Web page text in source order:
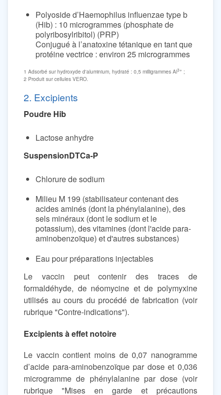
Polyoside d’Haemophilus influenzae type b
(Hib) : 10 microgrammes (phosphate de
polyribosylribitol) (PRP)
Conjugué à l’anatoxine tétanique en tant que
protéine vectrice : environ 25 microgrammes
1 Adsorbé sur hydroxyde d'aluminium, hydraté : 0,5 milligrammes Al3+ ;
2 Produit sur cellules VERO.
2. Excipients
Poudre Hib
Lactose anhydre
SuspensionDTCa-P
Chlorure de sodium
Milieu M 199 (stabilisateur contenant des
acides aminés (dont la phénylalanine), des
sels minéraux (dont le sodium et le
potassium), des vitamines (dont l'acide para-
aminobenzoïque) et d'autres substances)
Eau pour préparations injectables
Le vaccin peut contenir des traces de
formaldéhyde, de néomycine et de polymyxine
utilisés au cours du procédé de fabrication (voir
rubrique "Contre-indications").
Excipients à effet notoire
Le vaccin contient moins de 0,07 nanogramme
d’acide para-aminobenzoïque par dose et 0,036
microgramme de phénylalanine par dose (voir
rubrique "Mises en garde et précautions